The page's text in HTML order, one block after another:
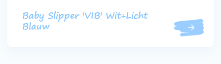
Baby Slipper 'VIB' Wit+Licht
Blauw